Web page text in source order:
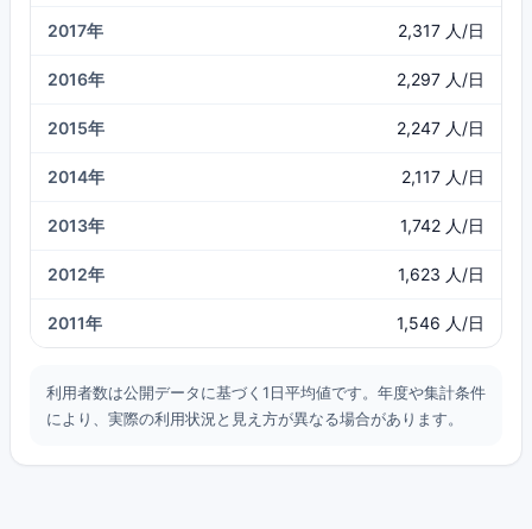
2017年 2,317 人/日
2016年 2,297 人/日
2015年 2,247 人/日
2014年 2,117 人/日
2013年 1,742 人/日
2012年 1,623 人/日
2011年 1,546 人/日
利用者数は公開データに基づく1日平均値です。年度や集計条件
により、実際の利用状況と見え方が異なる場合があります。